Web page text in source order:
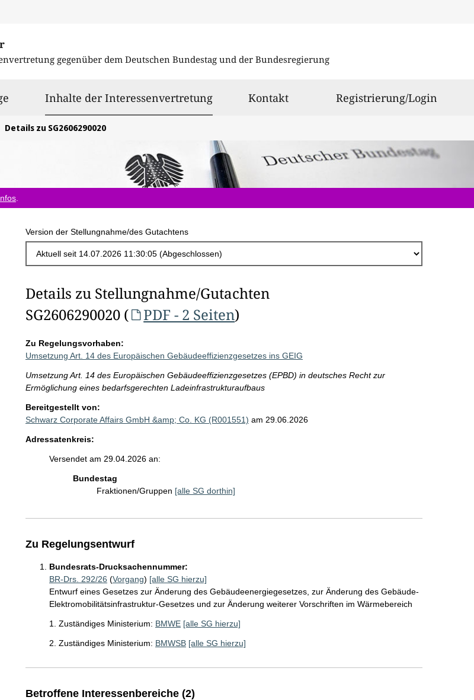
gegenüber dem Deutschen Bundestag und der Bundesregierung
Inhalte der Interessenvertretungausgewählt
Kontakt Registrierung/Login
Details zu SG2606290020
Version der Stellungnahme/des Gutachtens
Details zu Stellungnahme/Gutachten
SG2606290020 (
PDF - 2 Seiten)
Zu Regelungsvorhaben:
Umsetzung Art. 14 des Europäischen Gebäudeeffizienzgesetzes ins GEIG
Umsetzung Art. 14 des Europäischen Gebäudeeffizienzgesetzes (EPBD) in deutsches Recht zur
Ermöglichung eines bedarfsgerechten Ladeinfrastrukturaufbaus
Bereitgestellt von:
Schwarz Corporate Affairs GmbH &amp; Co. KG (R001551) am 29.06.2026
Adressatenkreis:
Versendet am 29.04.2026 an:
Bundestag
Fraktionen/Gruppen [alle SG dorthin]
Zu Regelungsentwurf
Bundesrats-Drucksachennummer:
BR-Drs. 292/26 (Vorgang) [alle SG hierzu]
Entwurf eines Gesetzes zur Änderung des Gebäudeenergiegesetzes, zur Änderung des Gebäude-
Elektromobilitätsinfrastruktur-Gesetzes und zur Änderung weiterer Vorschriften im Wärmebereich
1. Zuständiges Ministerium: BMWE [alle SG hierzu]
2. Zuständiges Ministerium: BMWSB [alle SG hierzu]
Betroffene Interessenbereiche (2)